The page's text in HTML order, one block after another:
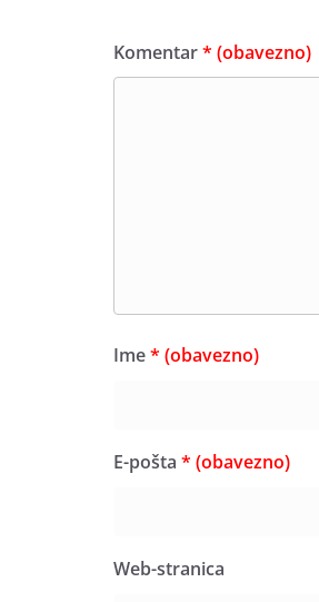
Komentar* (obavezno)
Ime* (obavezno)
E-pošta * (obavezno)
Web-stranica